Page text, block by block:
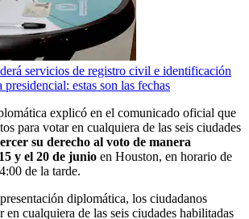
servicios de registro civil e identificación
estas son las fechas
explicó en el comunicado oficial que
para votar en cualquiera de las seis ciudades
su derecho al voto de manera
y el 20 de junio en Houston, en horario de
de la tarde.
diplomática, los ciudadanos
en cualquiera de las seis ciudades habilitadas